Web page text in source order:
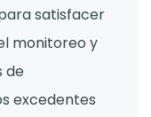
satisfacer
monitoreo y
de
excedentes